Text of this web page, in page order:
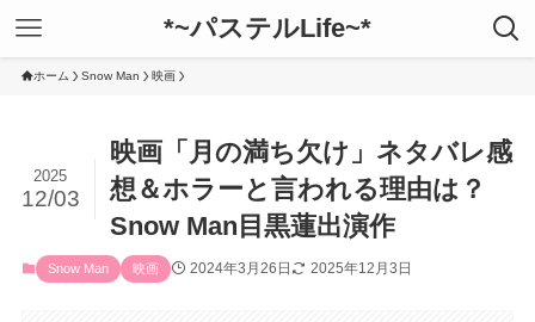
*~パステルLife~*
ホーム Snow Man 映画
映画「月の満ち欠け」ネタバレ感
想＆ホラーと言われる理由は？
Snow Man目黒蓮出演作
2025
12/03
Snow Man 映画 2024年3月26日 2025年12月3日